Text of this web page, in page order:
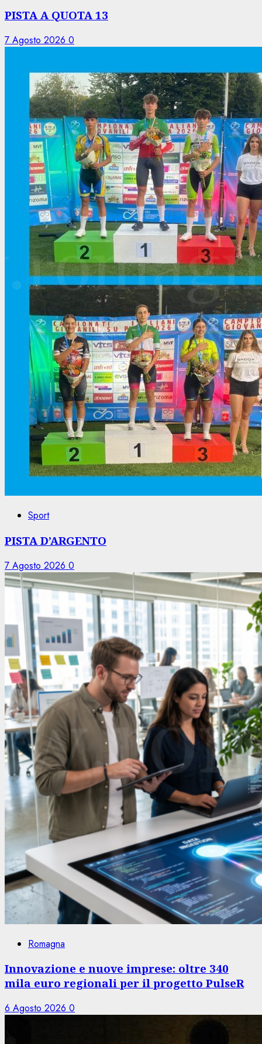
PISTA A QUOTA 13
7 Agosto 2026 0
Sport
PISTA D’ARGENTO
7 Agosto 2026 0
Romagna
Innovazione e nuove imprese: oltre 340
mila euro regionali per il progetto PulseR
6 Agosto 2026 0